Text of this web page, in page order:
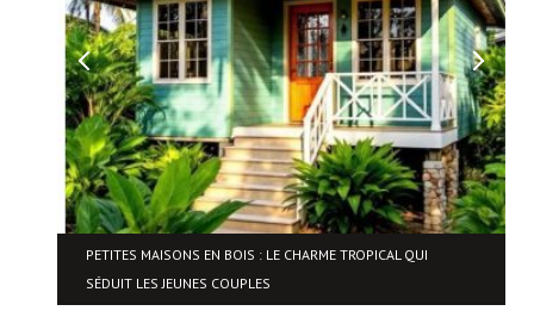
PETITES MAISONS EN BOIS : LE CHARME TROPICAL QUI
SÉDUIT LES JEUNES COUPLES